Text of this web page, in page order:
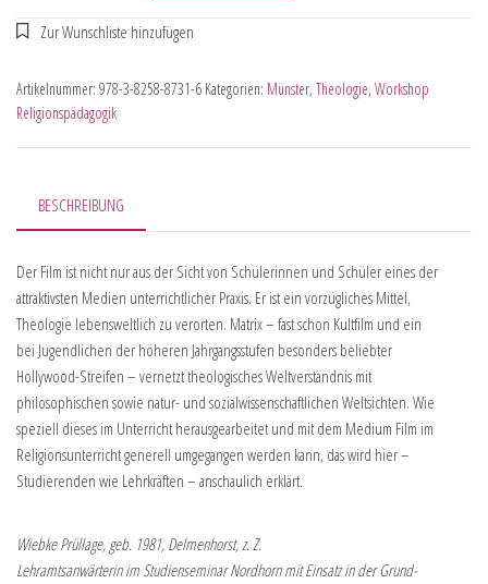
Artikelnummer: 978-3-8258-8731-6 Kategorien: Münster, Theologie, Workshop
Religionspädagogik
BESCHREIBUNG
Der Film ist nicht nur aus der Sicht von Schülerinnen und Schüler eines der
attraktivsten Medien unterrichtlicher Praxis. Er ist ein vorzügliches Mittel,
Theologie lebensweltlich zu verorten. Matrix – fast schon Kultfilm und ein
bei Jugendlichen der höheren Jahrgangsstufen besonders beliebter
Hollywood-Streifen – vernetzt theologisches Weltverständnis mit
philosophischen sowie natur- und sozialwissenschaftlichen Weltsichten. Wie
speziell dieses im Unterricht herausgearbeitet und mit dem Medium Film im
Religionsunterricht generell umgegangen werden kann, das wird hier –
Studierenden wie Lehrkräften – anschaulich erklärt.
Wiebke Prüllage, geb. 1981, Delmenhorst, z. Z.
Lehramtsanwärterin im Studienseminar Nordhorn mit Einsatz in der Grund-